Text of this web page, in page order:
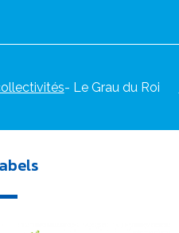
- Le Grau du Roi